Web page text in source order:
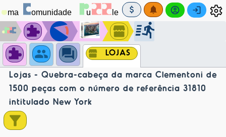
LOJAS
Lojas - Quebra-cabeça da marca Clementoni de
1500 peças com o número de referência 31810
intitulado New York